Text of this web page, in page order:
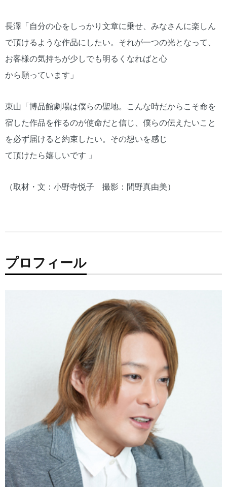
長澤「自分の心をしっかり文章に乗せ、みなさんに楽しん
で頂けるような作品にしたい。それが一つの光となって、
お客様の気持ちが少しでも明るくなればと心
から願っています」
東山「博品館劇場は僕らの聖地。こんな時だからこそ命を
宿した作品を作るのが使命だと信じ、僕らの伝えたいこと
を必ず届けると約束したい。その想いを感じ
て頂けたら嬉しいです 」
（取材・文：小野寺悦子 撮影：間野真由美）
プロフィール